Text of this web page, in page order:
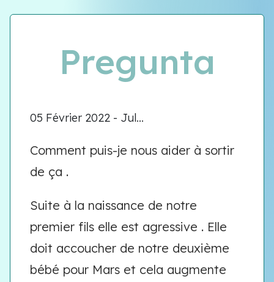
Pregunta
05 Février 2022 - Jul...
Comment puis-je nous aider à sortir
de ça .
Suite à la naissance de notre
premier fils elle est agressive . Elle
doit accoucher de notre deuxième
bébé pour Mars et cela augmente